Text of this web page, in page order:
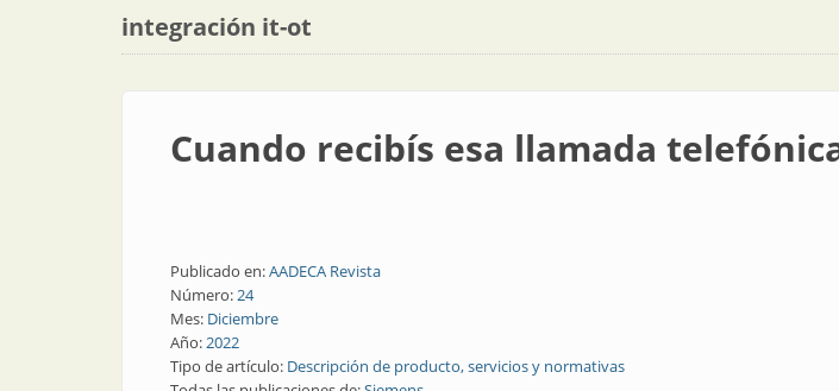
integración it-ot
Cuando recibís esa llamada
Publicado en:AADECA Revista
Número:24
Mes: Diciembre
Año:2022
Tipo de artículo: Descripción de producto, servicios y normativas